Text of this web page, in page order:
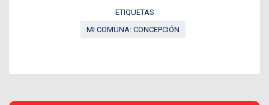
ETIQUETAS
MI COMUNA: CONCEPCIÓN